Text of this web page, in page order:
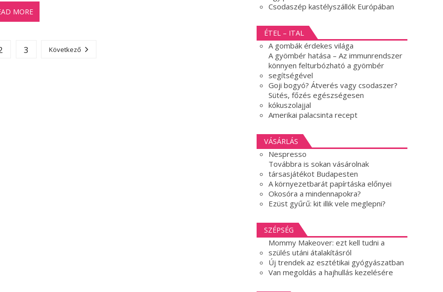
MORE
3 Következő
Csodaszép kastélyszállók Európában
ÉTEL – ITAL
A gombák érdekes világa
A gyömbér hatása – Az immunrendszer
könnyen felturbózható a gyömbér
segítségével
Goji bogyó? Átverés vagy csodaszer?
Sütés, főzés egészségesen
kókuszolajjal
Amerikai palacsinta recept
VÁSÁRLÁS
Nespresso
Továbbra is sokan vásárolnak
társasjátékot Budapesten
A környezetbarát papírtáska előnyei
Okosóra a mindennapokra?
Ezüst gyűrű: kit illik vele meglepni?
SZÉPSÉG
Mommy Makeover: ezt kell tudni a
szülés utáni átalakításról
Új trendek az esztétikai gyógyászatban
Van megoldás a hajhullás kezelésére